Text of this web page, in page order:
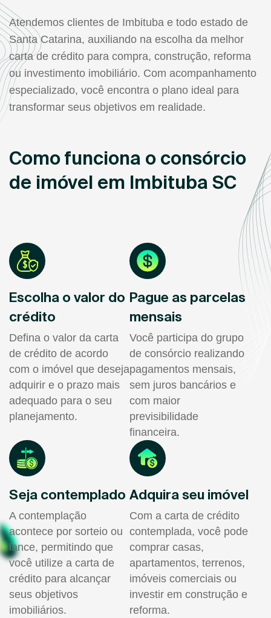
Atendemos clientes de Imbituba e todo estado de
Santa Catarina, auxiliando na escolha da melhor
carta de crédito para compra, construção, reforma
ou investimento imobiliário. Com acompanhamento
especializado, você encontra o plano ideal para
transformar seus objetivos em realidade.
Como funciona o consórcio
de imóvel em Imbituba SC
Escolha o valor do
crédito
Defina o valor da carta
de crédito de acordo
com o imóvel que deseja
adquirir e o prazo mais
adequado para o seu
planejamento.
Pague as parcelas
mensais
Você participa do grupo
de consórcio realizando
pagamentos mensais,
sem juros bancários e
com maior
previsibilidade
financeira.
Seja contemplado
A contemplação
acontece por sorteio ou
lance, permitindo que
você utilize a carta de
crédito para alcançar
seus objetivos
imobiliários.
Adquira seu imóvel
Com a carta de crédito
contemplada, você pode
comprar casas,
apartamentos, terrenos,
imóveis comerciais ou
investir em construção e
reforma.